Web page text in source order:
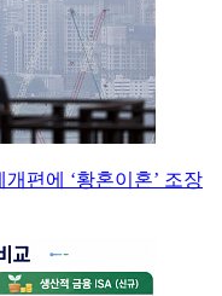
개편에 ‘황혼이혼’ 조장